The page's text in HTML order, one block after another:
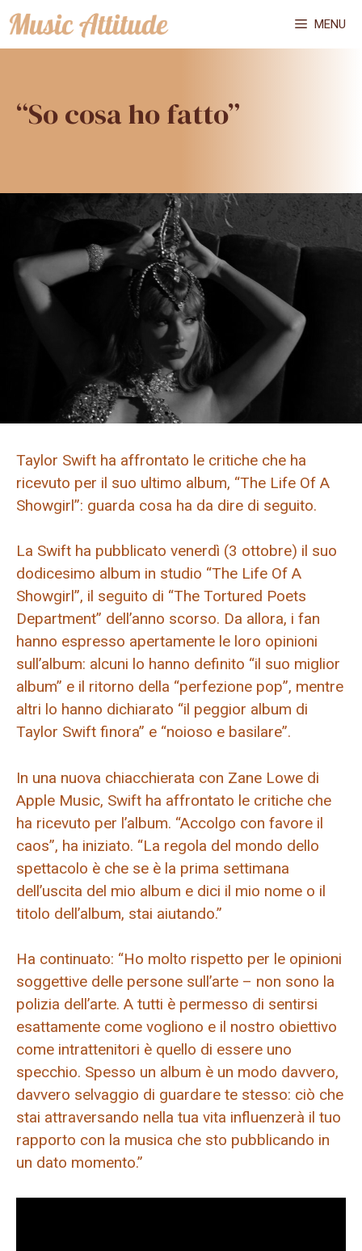
Vai
al
MENU
“So cosa ho fatto”
Taylor Swift ha affrontato le critiche che ha
ricevuto per il suo ultimo album, “The Life Of A
Showgirl”: guarda cosa ha da dire di seguito.
La Swift ha pubblicato venerdì (3 ottobre) il suo
dodicesimo album in studio “The Life Of A
Showgirl”, il seguito di “The Tortured Poets
Department” dell’anno scorso. Da allora, i fan
hanno espresso apertamente le loro opinioni
sull’album: alcuni lo hanno definito “il suo miglior
album” e il ritorno della “perfezione pop”, mentre
altri lo hanno dichiarato “il peggior album di
Taylor Swift finora” e “noioso e basilare”.
In una nuova chiacchierata con Zane Lowe di
Apple Music, Swift ha affrontato le critiche che
ha ricevuto per l’album. “Accolgo con favore il
caos”, ha iniziato. “La regola del mondo dello
spettacolo è che se è la prima settimana
dell’uscita del mio album e dici il mio nome o il
titolo dell’album, stai aiutando.”
Ha continuato: “Ho molto rispetto per le opinioni
soggettive delle persone sull’arte – non sono la
polizia dell’arte. A tutti è permesso di sentirsi
esattamente come vogliono e il nostro obiettivo
come intrattenitori è quello di essere uno
specchio. Spesso un album è un modo davvero,
davvero selvaggio di guardare te stesso: ciò che
stai attraversando nella tua vita influenzerà il tuo
rapporto con la musica che sto pubblicando in
un dato momento.”